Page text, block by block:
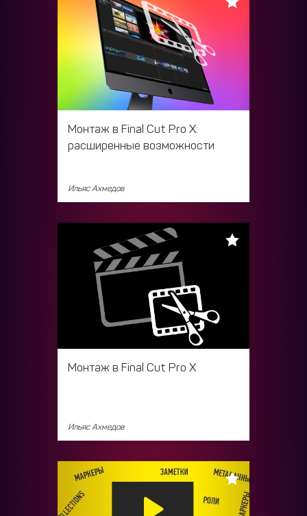
Монтаж в Final Cut Pro X:
расширенные возможности
Ильяс Ахмедов
Монтаж в Final Cut Pro X
Ильяс Ахмедов